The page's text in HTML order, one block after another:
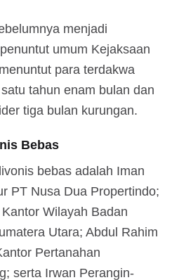
menjadi
umum Kejaksaan
para terdakwa
tahun enam bulan dan
tiga bulan kurungan.
Bebas
bebas adalah Iman
PT Nusa Dua Propertindo;
Wilayah Badan
Utara; Abdul Rahim
Pertanahan
serta Irwan Perangin-